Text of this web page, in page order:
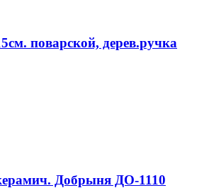
поварской, дерев.ручка
Добрыня ДО-1110